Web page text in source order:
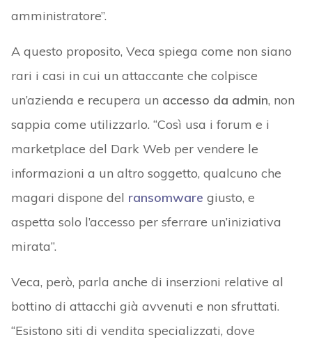
amministratore”.
A questo proposito, Veca spiega come non siano
rari i casi in cui un attaccante che colpisce
un’azienda e recupera un accesso da admin, non
sappia come utilizzarlo. “Così usa i forum e i
marketplace del Dark Web per vendere le
informazioni a un altro soggetto, qualcuno che
magari dispone del ransomware giusto, e
aspetta solo l’accesso per sferrare un’iniziativa
mirata”.
Veca, però, parla anche di inserzioni relative al
bottino di attacchi già avvenuti e non sfruttati.
“Esistono siti di vendita specializzati, dove